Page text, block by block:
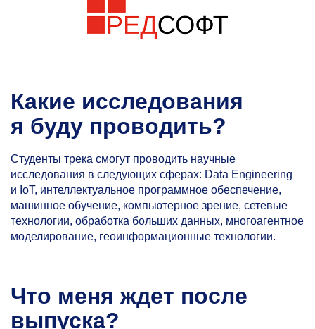
Какие исследования
я буду проводить?
Студенты трека смогут проводить научные
исследования в следующих сферах: Data Engineering
и IoT, интеллектуальное программное обеспечение,
машинное обучение, компьютерное зрение, сетевые
технологии, обработка больших данных, многоагентное
моделирование, геоинформационные технологии.
Что меня ждет после
выпуска?